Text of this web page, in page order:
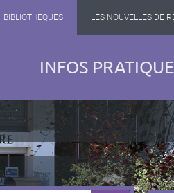
BIBLIOTHÈQUES LES NOUVELLES DE
INFOS